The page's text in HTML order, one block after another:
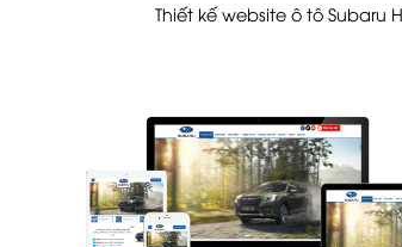
Thiết kế website ô tô Subaru